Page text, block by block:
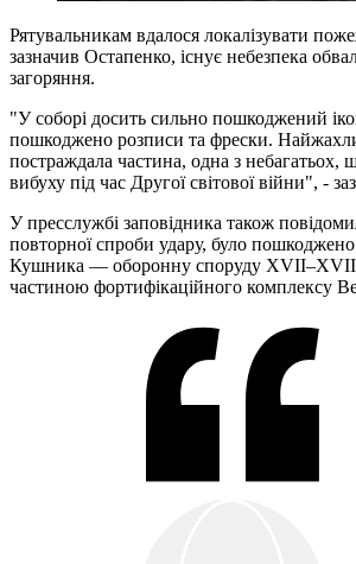
Рятувальникам вдалося локалізувати
зазначив Остапенко, існує небезпека
загоряння.
"У соборі досить сильно пошкоджений
пошкоджено розписи та фрески.
постраждала частина, одна з небагатьох,
вибуху під час Другої світової війни", -
У пресслужбі заповідника також
повторної спроби удару, було
Кушника — оборонну споруду XVII–XVIII
частиною фортифікаційного комплексу